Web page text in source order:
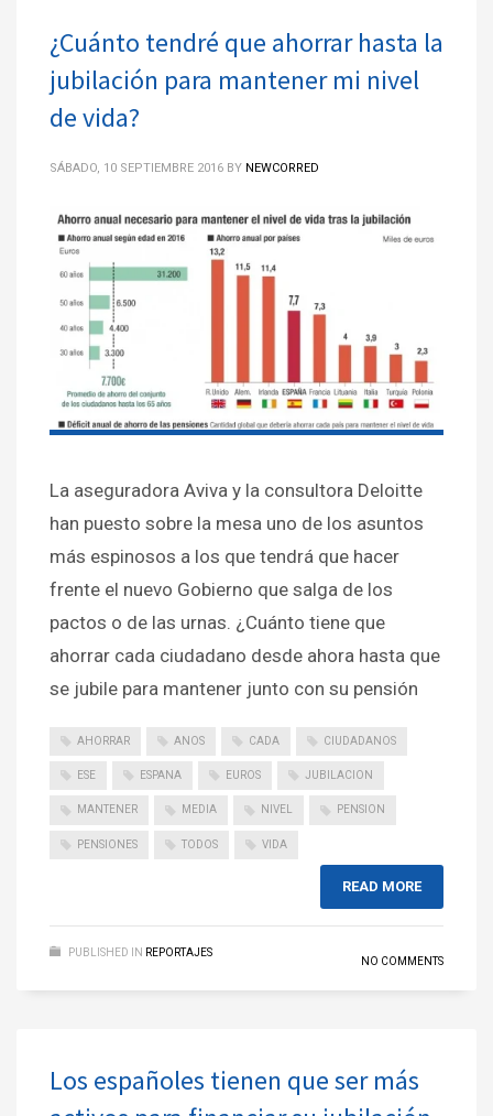
¿Cuánto tendré que ahorrar hasta la
jubilación para mantener mi nivel
de vida?
SÁBADO, 10 SEPTIEMBRE 2016 BY NEWCORRED
La aseguradora Aviva y la consultora Deloitte
han puesto sobre la mesa uno de los asuntos
más espinosos a los que tendrá que hacer
frente el nuevo Gobierno que salga de los
pactos o de las urnas. ¿Cuánto tiene que
ahorrar cada ciudadano desde ahora hasta que
se jubile para mantener junto con su pensión
AHORRAR ANOS CADA CIUDADANOS
ESE ESPANA EUROS JUBILACION
MANTENER MEDIA NIVEL PENSION
PENSIONES TODOS VIDA
READ MORE
PUBLISHED IN REPORTAJES
NO COMMENTS
Los españoles tienen que ser más